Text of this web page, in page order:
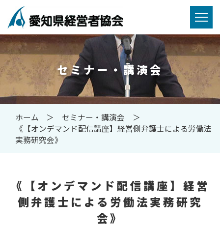
セミナー・講演会
ホーム
セミナー・講演会
《【オンデマンド配信講座】経営側弁護士による労働法
実務研究会》
《【オンデマンド配信講座】経営
側弁護士による労働法実務研究
会》